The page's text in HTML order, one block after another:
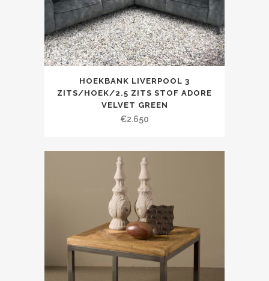
HOEKBANK LIVERPOOL 3
ZITS/HOEK/2.5 ZITS STOF ADORE
VELVET GREEN
€2.650